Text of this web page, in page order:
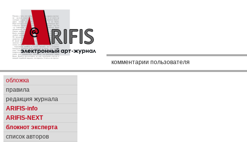
комментарии пользователя
обложка
правила
редакция журнала
ARIFIS-info
ARIFIS-NEXT
блокнот эксперта
список авторов